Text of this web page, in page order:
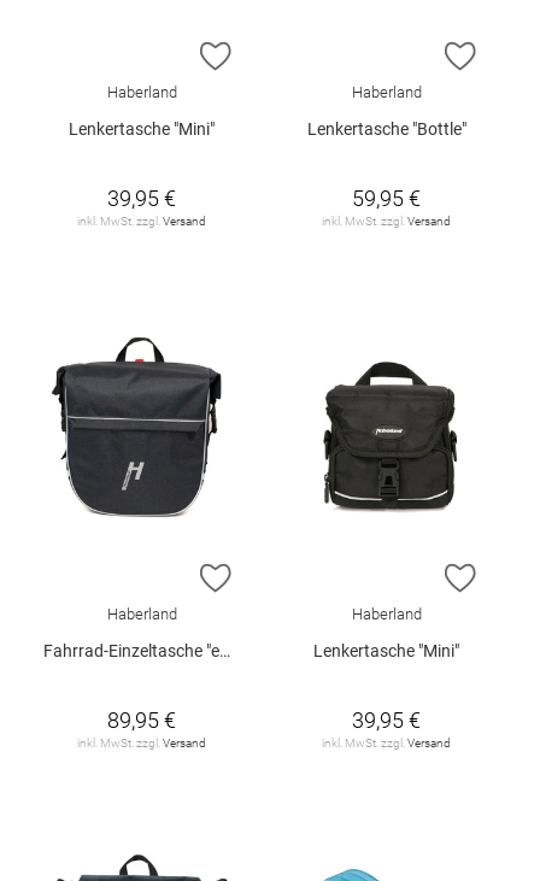
ZUR WUNSCHLISTE HINZUFÜGEN
Haberland
Lenkertasche "Mini"
39,95 €
inkl. MwSt. zzgl. Versand
ZUR
Haberland
Lenkertasche "Bottle"
59,95 €
inkl. MwSt. zzgl. Versand
ZUR WUNSCHLISTE HINZUFÜGEN
Haberland
Fahrrad-Einzeltasche "eMotion"
89,95 €
inkl. MwSt. zzgl. Versand
ZUR
Haberland
Lenkertasche "Mini"
39,95 €
inkl. MwSt. zzgl. Versand